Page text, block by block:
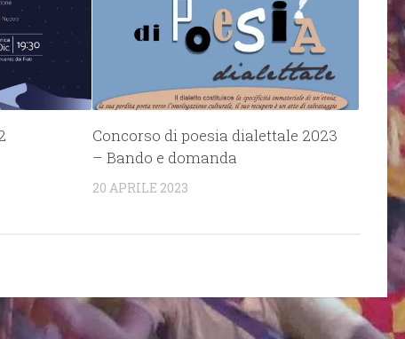
Concorso di poesia dialettale 2023
– Bando e domanda
20 APRILE 2023